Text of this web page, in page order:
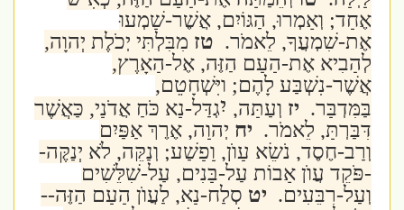
אֶחָד; וְאָמְרוּ, הַגּוֹיִם, אֲשֶׁר-שָׁמְעוּ
אֶת-שִׁמְעֲךָ, לֵאמֹר.טזמִבִּלְתִּי יְכֹלֶת יְהוָה,
לְהָבִיא אֶת-הָעָם הַזֶּה, אֶל-הָאָרֶץ,
אֲשֶׁר-נִשְׁבַּע לָהֶם; וַיִּשְׁחָטֵם,
בַּמִּדְבָּר.יז וְעַתָּה,יִ גְדַּל-נָא כֹּחַ אֲדֹנָי, כַּאֲשֶׁר
דִּבַּרְתָּ, לֵאמֹר.יחיְהוָה, אֶרֶךְ אַפַּיִם
וְרַב-חֶסֶד, נֹשֵׂא עָוֺן, וָפָשַׁע; וְנַקֵּה, לֹא יְנַקֶּה-
-פֹּקֵד עֲוֺן אָבוֹת עַל-בָּנִים, עַל-שִׁלֵּשִׁים
וְעַל-רִבֵּעִים.יטסְלַח-נָא, לַעֲוֺן הָעָם הַזֶּה--